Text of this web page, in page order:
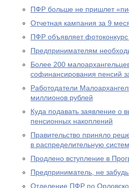
ПФР больше не пришлет
Отчетная кампания за 9
ПФР объявляет
Предпринимателям
Более 200
софинансирования пенсий
Работодатели
миллионов рублей
Куда подавать заявление
пенсионных накоплений
Правительство приняло
в распределительную
Продлено вступление в
Предприниматель, не
Отделение ПФР по